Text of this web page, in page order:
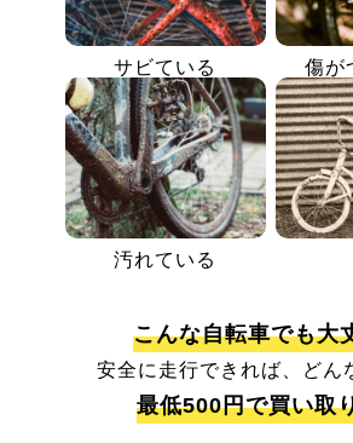
サビている 傷が
汚れている
こんな自転車でも大
安全に走行できれば、どん
最低500円で買い取